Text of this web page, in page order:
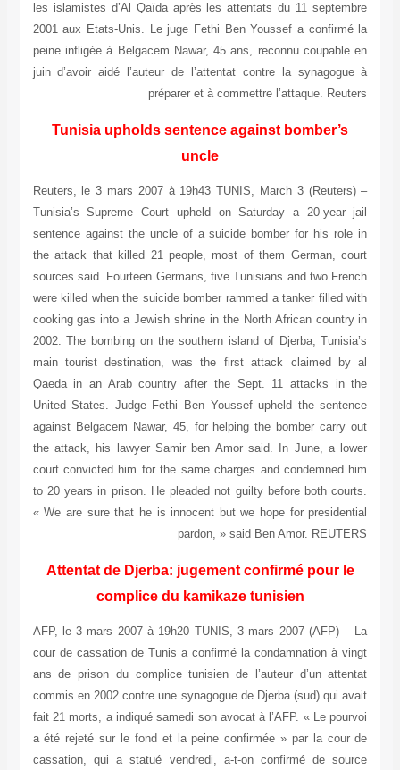
les islamistes d’Al Qaïda après les attentats du 11 septembre
2001 aux Etats-Unis. Le juge Fethi Ben Youssef a confirmé la
peine infligée à Belgacem Nawar, 45 ans, reconnu coupable en
juin d’avoir aidé l’auteur de l’attentat contre la synagogue à
préparer et à commettre l’attaque. Reuters
Tunisia upholds sentence against bomber’s
uncle
Reuters, le 3 mars 2007 à 19h43 TUNIS, March 3 (Reuters) –
Tunisia’s Supreme Court upheld on Saturday a 20-year jail
sentence against the uncle of a suicide bomber for his role in
the attack that killed 21 people, most of them German, court
sources said. Fourteen Germans, five Tunisians and two French
were killed when the suicide bomber rammed a tanker filled with
cooking gas into a Jewish shrine in the North African country in
2002. The bombing on the southern island of Djerba, Tunisia’s
main tourist destination, was the first attack claimed by al
Qaeda in an Arab country after the Sept. 11 attacks in the
United States. Judge Fethi Ben Youssef upheld the sentence
against Belgacem Nawar, 45, for helping the bomber carry out
the attack, his lawyer Samir ben Amor said. In June, a lower
court convicted him for the same charges and condemned him
to 20 years in prison. He pleaded not guilty before both courts.
« We are sure that he is innocent but we hope for presidential
pardon, » said Ben Amor. REUTERS
Attentat de Djerba: jugement confirmé pour le
complice du kamikaze tunisien
AFP, le 3 mars 2007 à 19h20 TUNIS, 3 mars 2007 (AFP) – La
cour de cassation de Tunis a confirmé la condamnation à vingt
ans de prison du complice tunisien de l’auteur d’un attentat
commis en 2002 contre une synagogue de Djerba (sud) qui avait
fait 21 morts, a indiqué samedi son avocat à l’AFP. « Le pourvoi
a été rejeté sur le fond et la peine confirmée » par la cour de
cassation, qui a statué vendredi, a-t-on confirmé de source